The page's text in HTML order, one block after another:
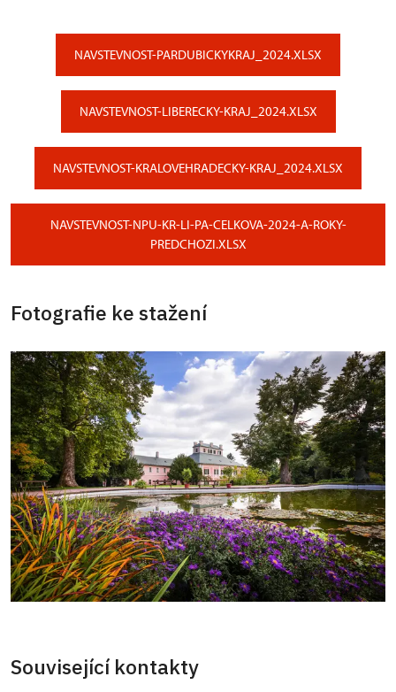
NAVSTEVNOST-PARDUBICKYKRAJ_2024.XLSX
NAVSTEVNOST-LIBERECKY-KRAJ_2024.XLSX
NAVSTEVNOST-KRALOVEHRADECKY-KRAJ_2024.XLSX
NAVSTEVNOST-NPU-KR-LI-PA-CELKOVA-2024-A-ROKY-
PREDCHOZI.XLSX
Fotografie ke stažení
Související kontakty